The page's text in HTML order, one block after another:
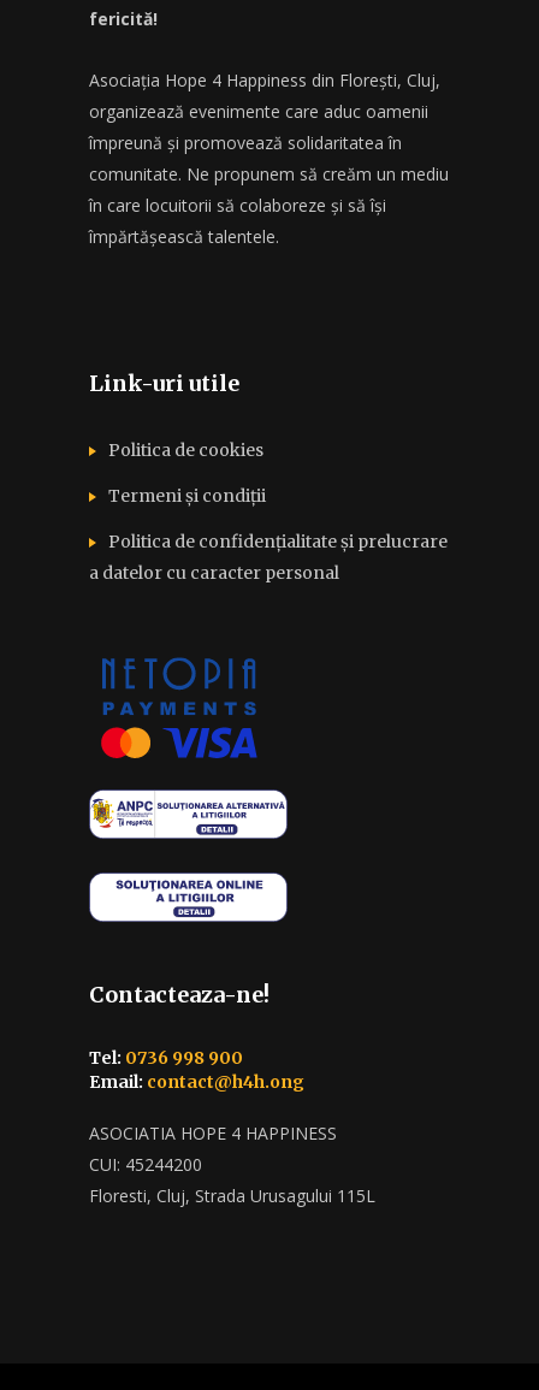
fericită!
Asociația Hope 4 Happiness din Florești, Cluj,
organizează evenimente care aduc oamenii
împreună și promovează solidaritatea în
comunitate. Ne propunem să creăm un mediu
în care locuitorii să colaboreze și să își
împărtășească talentele.
Link-uri utile
Politica de cookies
Termeni și condiții
Politica de confidențialitate și prelucrare
a datelor cu caracter personal
Contacteaza-ne!
Tel: 0736 998 900
Email: contact@h4h.ong
ASOCIATIA HOPE 4 HAPPINESS
CUI: 45244200
Floresti, Cluj, Strada Urusagului 115L